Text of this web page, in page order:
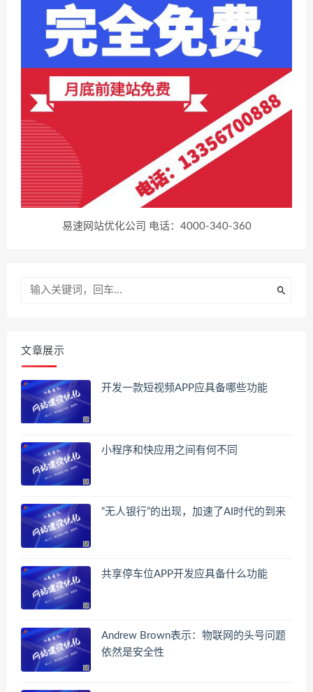
易速网站优化公司 电话：4000-340-360
文章展示
开发一款短视频APP应具备哪些功能
小程序和快应用之间有何不同
“无人银行”的出现，加速了AI时代的到来
共享停车位APP开发应具备什么功能
Andrew Brown表示：物联网的头号问题
依然是安全性